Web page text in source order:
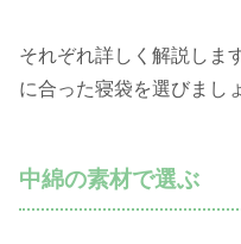
それぞれ詳しく解説しま
に合った寝袋を選びまし
中綿の素材で選ぶ